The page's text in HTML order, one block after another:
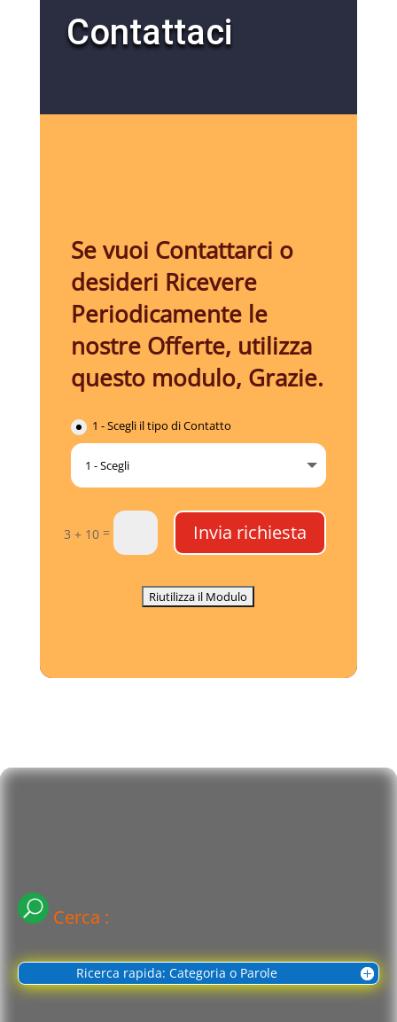
Contattaci
Se vuoi Contattarci o
desideri Ricevere
Periodicamente le
nostre Offerte, utilizza
questo modulo, Grazie.
1 - Scegli il tipo di Contatto
3 + 10 = Invia richiesta
Cerca :
Ricerca rapida: Categoria o Parole